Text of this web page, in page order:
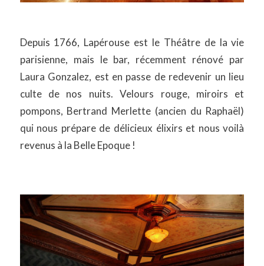
Depuis 1766, Lapérouse est le Théâtre de la vie
parisienne, mais le bar, récemment rénové par
Laura Gonzalez, est en passe de redevenir un lieu
culte de nos nuits. Velours rouge, miroirs et
pompons, Bertrand Merlette (ancien du Raphaël)
qui nous prépare de délicieux élixirs et nous voilà
revenus à la Belle Epoque !